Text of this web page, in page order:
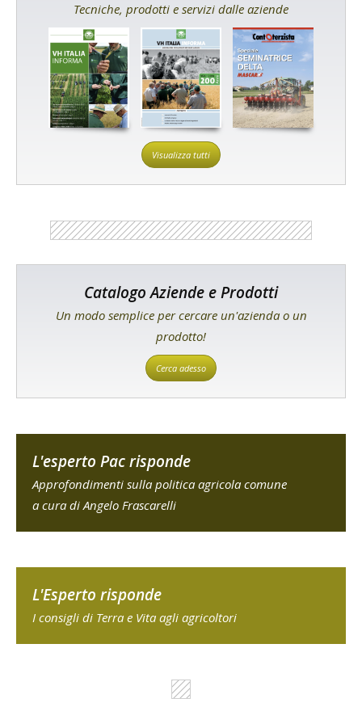
Tecniche, prodotti e servizi dalle aziende
Visualizza tutti
Catalogo Aziende e Prodotti
Un modo semplice per cercare un'azienda o un
prodotto!
Cerca adesso
L'esperto Pac risponde
Approfondimenti sulla politica agricola comune
a cura di Angelo Frascarelli
L'Esperto risponde
I consigli di Terra e Vita agli agricoltori